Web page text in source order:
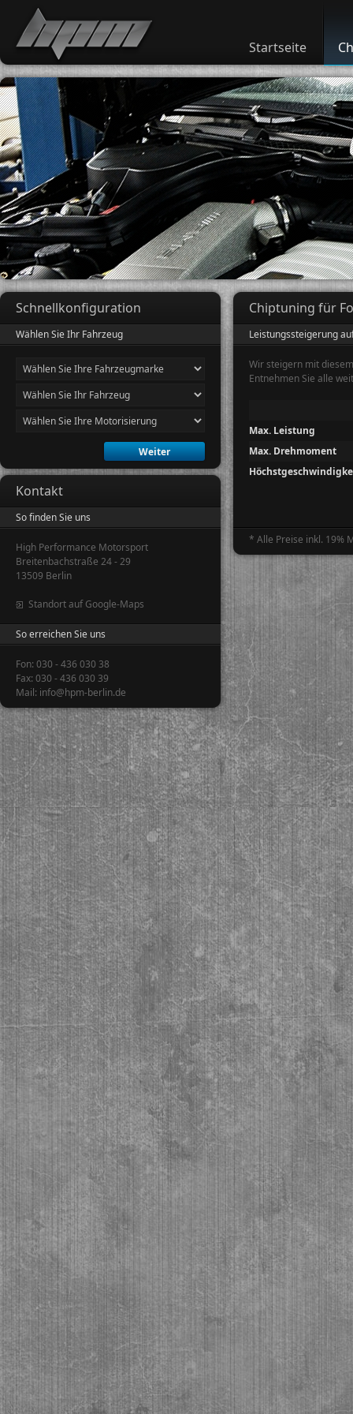
Startseite
Chiptuning für
Leistungssteigerung
Wir steigern mit
Entnehmen Sie alle
Max. Leistung
Max. Drehmoment
* Alle Preise inkl. 19%
Schnellkonfiguration
Wählen Sie Ihr Fahrzeug
Kontakt
So finden Sie uns
High Performance Motorsport
Breitenbachstraße 24 - 29
13509 Berlin
Standort auf Google-Maps
So erreichen Sie uns
Fon: 030 - 436 030 38
Fax: 030 - 436 030 39
Mail: info@hpm-berlin.de